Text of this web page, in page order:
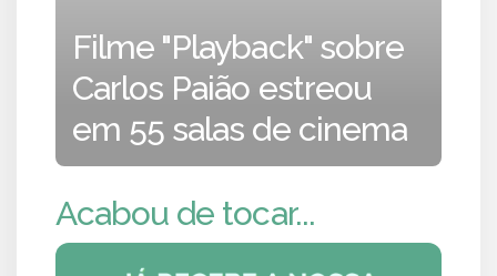
Filme "Playback" sobre
Carlos Paião estreou
em 55 salas de cinema
Acabou de tocar...